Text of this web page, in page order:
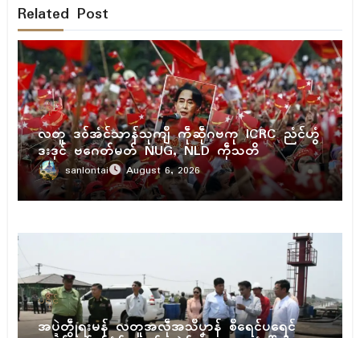
Related Post
ပရိုၚ်
လတူ ဒဝ်အံၚ်သာန်သုကျဳ ကဵုဆဵုဂဗကု ICRC ညံၚ်ဟွံ
ဒးဒုၚ် ဗဂေတ်မတ် NUG, NLD ကဵုသတိ
sanlontai August 6, 2026
ပရိုၚ်
အပ္ဍဲတွဵုရးမန် လတူအလဵုအသဳပၞာန် စဳရေၚ်ပရေၚ်